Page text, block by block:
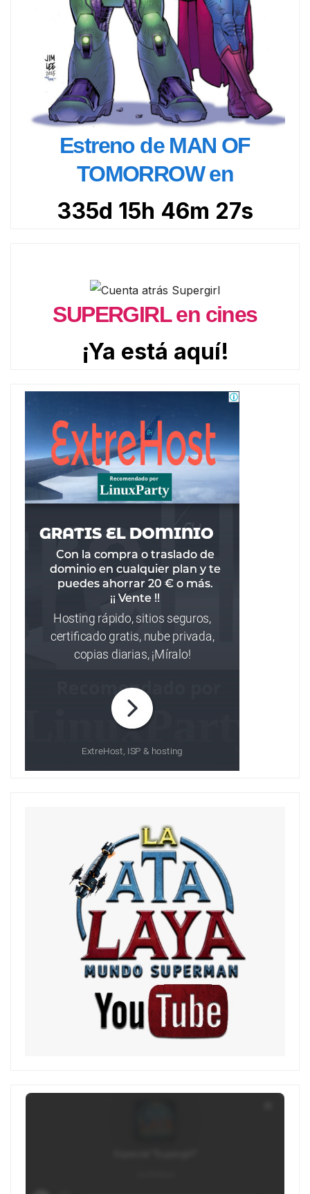
Estreno de MAN OF
TOMORROW en
335d 15h 46m 25s
SUPERGIRL en cines
¡Ya está aquí!